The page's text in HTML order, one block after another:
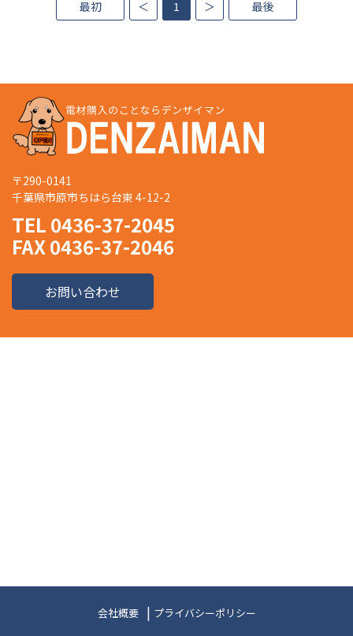
最初 ＜ 1 ＞ 最後
〒290-0141
千葉県市原市ちはら台東 4-12-2
TEL 0436-37-2045
FAX 0436-37-2046
お問い合わせ
会社概要 プライバシーポリシー